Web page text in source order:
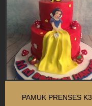
PAMUK PRENSES K3